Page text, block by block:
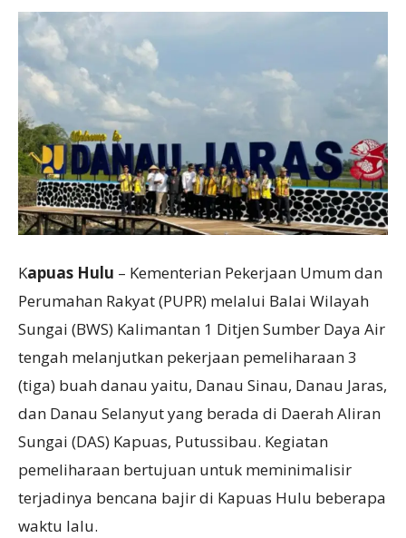
Kapuas Hulu – Kementerian Pekerjaan Umum dan
Perumahan Rakyat (PUPR) melalui Balai Wilayah
Sungai (BWS) Kalimantan 1 Ditjen Sumber Daya Air
tengah melanjutkan pekerjaan pemeliharaan 3
(tiga) buah danau yaitu, Danau Sinau, Danau Jaras,
dan Danau Selanyut yang berada di Daerah Aliran
Sungai (DAS) Kapuas, Putussibau. Kegiatan
pemeliharaan bertujuan untuk meminimalisir
terjadinya bencana bajir di Kapuas Hulu beberapa
waktu lalu.